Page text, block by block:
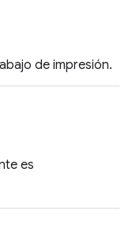
de impresión.
es